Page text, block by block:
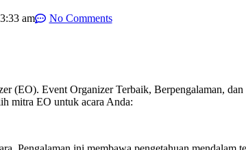
3:33 am No Comments
(EO). Event Organizer Terbaik, Berpengalaman,
mitra EO untuk acara Anda: